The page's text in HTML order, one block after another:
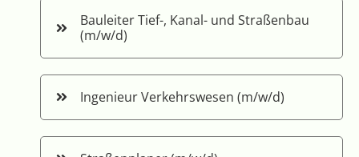
BauleiterTief-, Kanal- und Straßenbau
(m/w/d)
Ingenieur Verkehrswesen (m/w/d)